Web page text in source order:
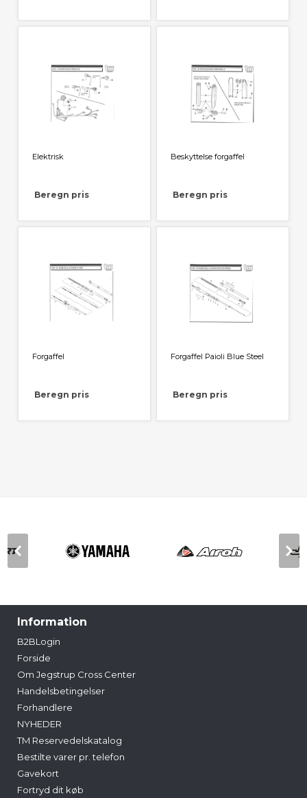
Elektrisk
Beregn pris
Beskyttelse forgaffel
Beregn pris
Forgaffel
Beregn pris
Forgaffel Paioli Blue Steel
Beregn pris
Information
B2BLogin
Forside
Om Jegstrup Cross Center
Handelsbetingelser
Forhandlere
NYHEDER
TM Reservedelskatalog
Bestilte varer pr. telefon
Gavekort
Fortryd dit køb